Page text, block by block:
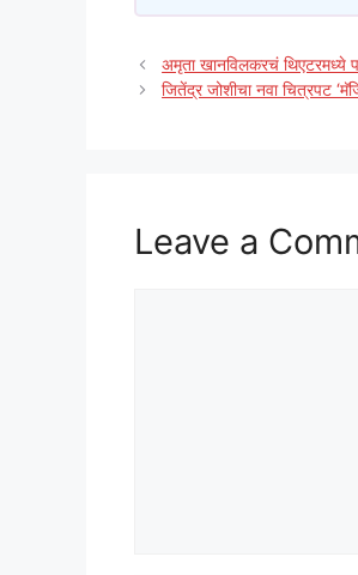
अमृता खानविलकरचं थिएटरमध्ये
जितेंद्र जोशीचा नवा चित्रपट
Leave a